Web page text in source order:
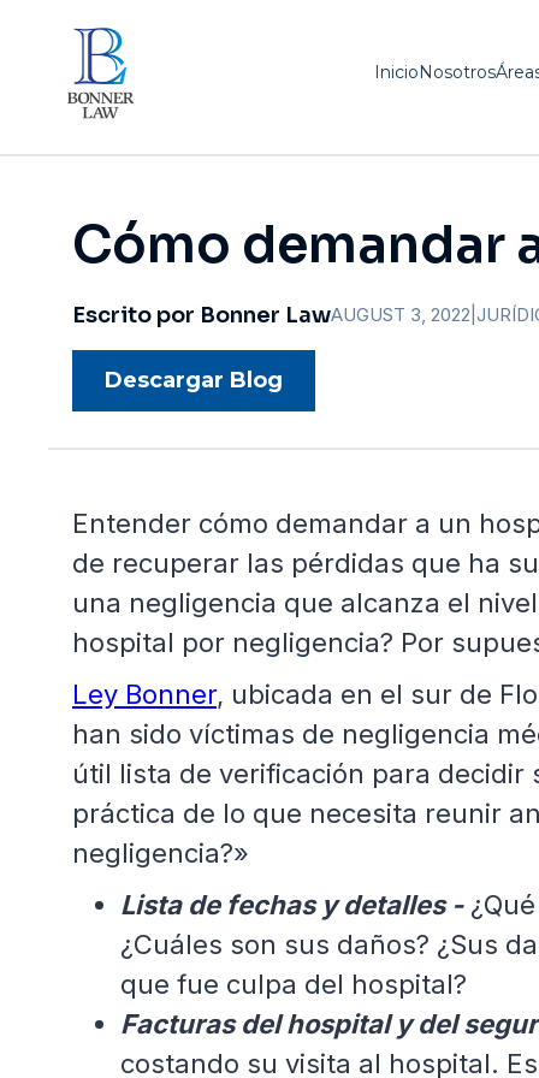
Inicio Nosotros
Cómo demandar
Escrito por Bonner LawAUGUST 3, 2022
Descargar Blog
Entender cómo demandar a un
de recuperar las pérdidas que ha
una negligencia que alcanza el
hospital por negligencia? Por
Ley Bonner, ubicada en el sur de
han sido víctimas de negligencia
útil lista de verificación para
práctica de lo que necesita reunir
negligencia?»
Lista de fechas y detalles -
¿Cuáles son sus daños? ¿Sus
que fue culpa del hospital?
Facturas del hospital y del
costando su visita al hospital.